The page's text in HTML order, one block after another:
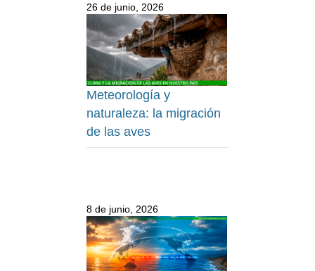
26 de junio, 2026
Meteorología y
naturaleza: la migración
de las aves
8 de junio, 2026